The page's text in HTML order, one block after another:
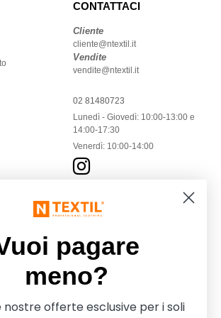
CONTATTACI
Cliente
cliente@ntextil.it
Vendite
vendite@ntextil.it
02 81480723
Lunedì - Giovedì: 10:00-13:00 e
14:00-17:30
Venerdì: 10:00-14:00
pagare
meno?
nostre offerte esclusive per i soli